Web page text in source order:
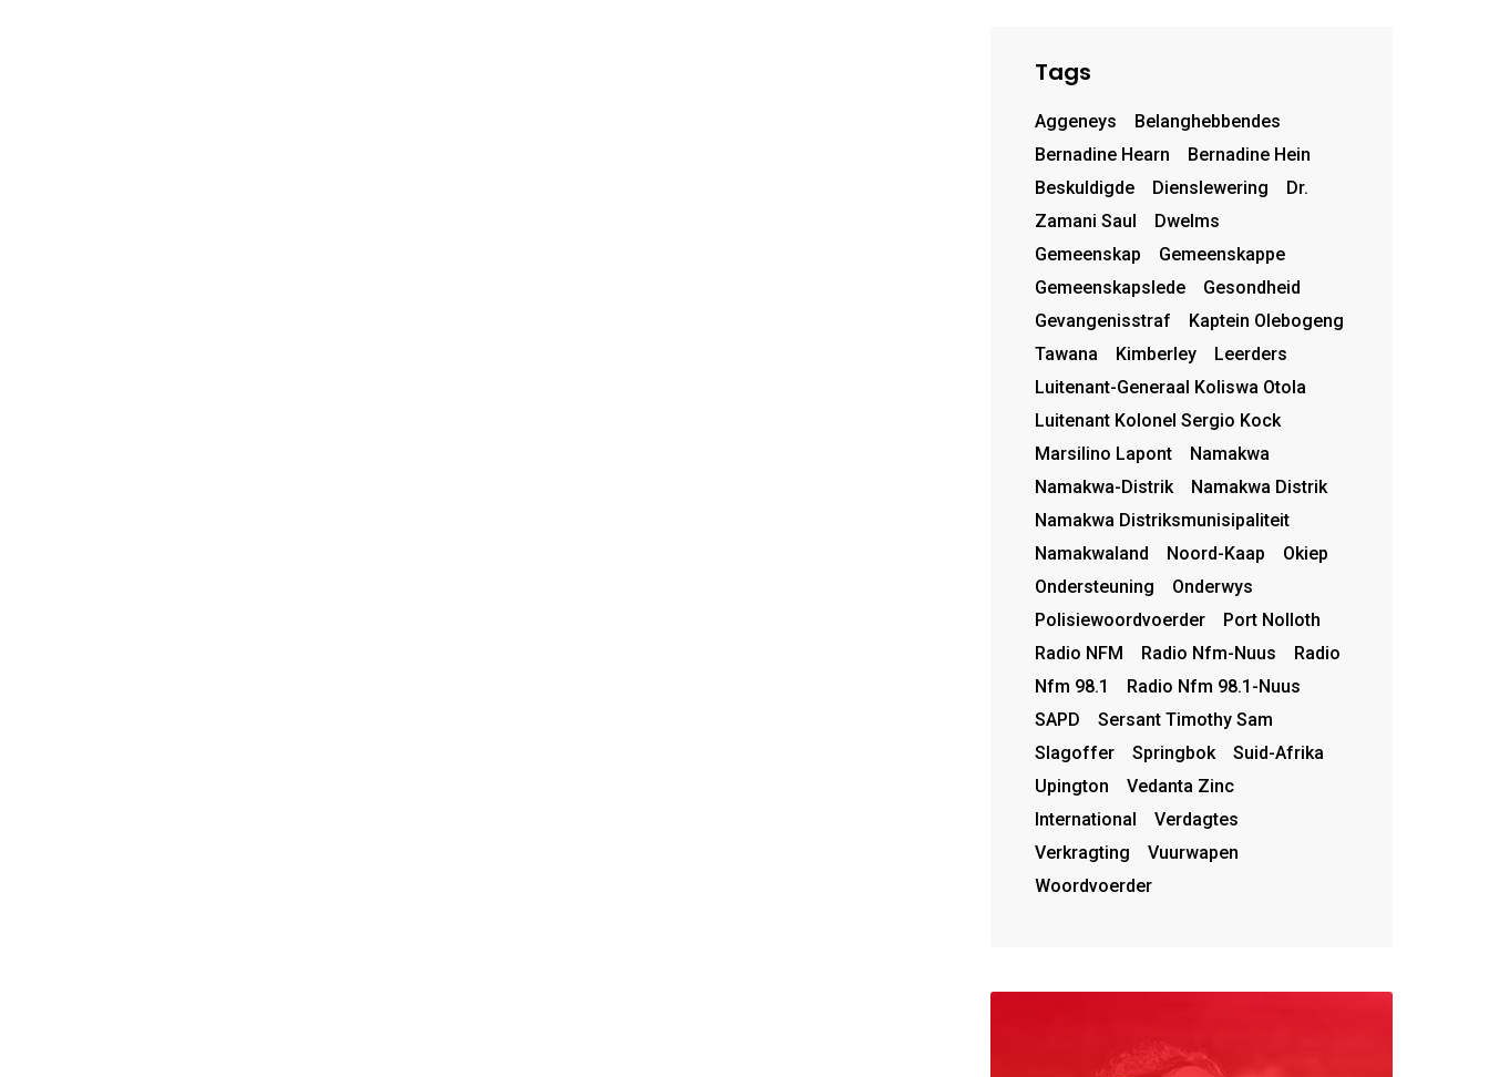
Tags
Aggeneys
Belanghebbendes
Bernadine Hearn
Bernadine Hein
Beskuldigde
Dienslewering
Dr.
Zamani Saul
Dwelms
Gemeenskap
Gemeenskappe
Gemeenskapslede
Gesondheid
Gevangenisstraf
Kaptein Olebogeng
Tawana
Kimberley
Leerders
Luitenant-Generaal Koliswa Otola
Luitenant Kolonel Sergio Kock
Marsilino Lapont
Namakwa
Namakwa-Distrik
Namakwa Distrik
Namakwa Distriksmunisipaliteit
Namakwaland
Noord-Kaap
Okiep
Ondersteuning
Onderwys
Polisiewoordvoerder
Port Nolloth
Radio NFM
Radio Nfm-Nuus
Radio
Nfm 98.1
Radio Nfm 98.1-Nuus
SAPD
Sersant Timothy Sam
Slagoffer
Springbok
Suid-Afrika
Upington
Vedanta Zinc
International
Verdagtes
Verkragting
Vuurwapen
Woordvoerder